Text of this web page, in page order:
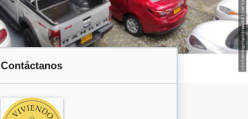
Contáctanos